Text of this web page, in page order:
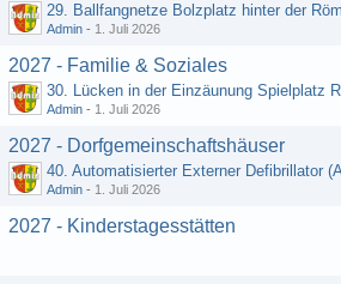
29. Ballfangnetze Bolzplatz hinter der
Admin - 1. Juli 2026
2027 - Familie & Soziales
30. Lücken in der Einzäunung Spielplatz
Admin - 1. Juli 2026
2027 - Dorfgemeinschaftshäuser
Admin - 1. Juli 2026
2027 - Kinderstagesstätten